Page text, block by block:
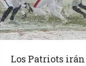
Los Patriots irán